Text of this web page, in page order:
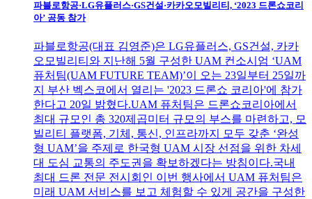
파블로항공·LG유플러스·GS건설·카카오모빌리티, ‘2023 드론쇼코리
아’ 공동 참가
파블로항공(대표 김영준)은 LG유플러스, GS건설, 카카
오모빌리티와 지난해 5월 구성한 UAM 컨소시엄 ‘UAM
퓨처팀(UAM FUTURE TEAM)’이 오는 23일부터 25일까
지 부산 벡스코에서 열리는 '2023 드론쇼 코리아'에 참가
한다고 20일 밝혔다.UAM 퓨처팀은 드론쇼코리아에서
최대 규모인 총 320제곱미터 규모의 부스를 마련하고, 모
빌리티 플랫폼, 기체, 통신, 인프라까지 모두 갖춘 ‘완성
형 UAM’을 주제로 한국형 UAM 시장 선점을 위한 차세
대 도심 교통의 주도권을 확보하겠다는 방침이다.국내
최대 드론 전문 전시회인 이번 행사에서 UAM 퓨처팀은
미래 UAM 서비스를 보고 체험할 수 있게 공간을 구성한